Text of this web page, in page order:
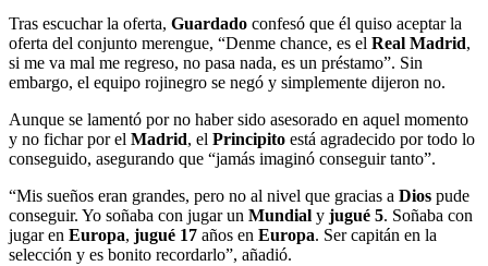
Tras escuchar la oferta, Guardado confesó que él quiso aceptar la
oferta del conjunto merengue, “Denme chance, es el Real Madrid,
si me va mal me regreso, no pasa nada, es un préstamo”. Sin
embargo, el equipo rojinegro se negó y simplemente dijeron no.
Aunque se lamentó por no haber sido asesorado en aquel momento
y no fichar por el Madrid, el Principito está agradecido por todo lo
conseguido, asegurando que “jamás imaginó conseguir tanto”.
“Mis sueños eran grandes, pero no al nivel que gracias a Dios pude
conseguir. Yo soñaba con jugar un Mundial y jugué 5. Soñaba con
jugar en Europa, jugué 17 años en Europa. Ser capitán en la
selección y es bonito recordarlo”, añadió.